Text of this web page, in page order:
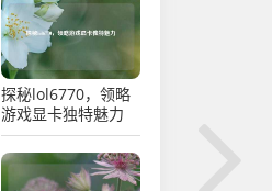
探秘lol6770，领略
游戏显卡独特魅力